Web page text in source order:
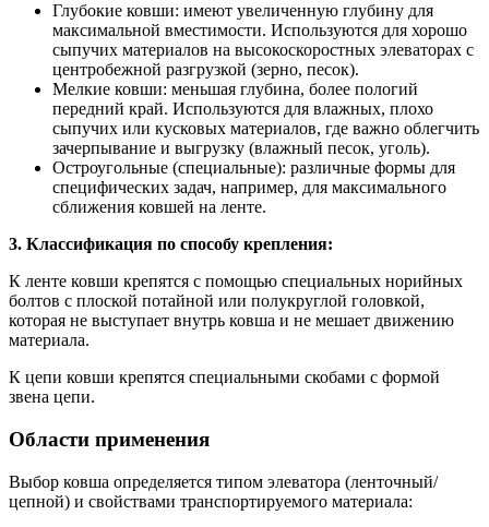
Глубокие ковши: имеют увеличенную глубину для
максимальной вместимости. Используются для хорошо
сыпучих материалов на высокоскоростных элеваторах с
центробежной разгрузкой (зерно, песок).
Мелкие ковши: меньшая глубина, более пологий
передний край. Используются для влажных, плохо
сыпучих или кусковых материалов, где важно облегчить
зачерпывание и выгрузку (влажный песок, уголь).
Остроугольные (специальные): различные формы для
специфических задач, например, для максимального
сближения ковшей на ленте.
3. Классификация по способу крепления:
К ленте ковши крепятся с помощью специальных норийных
болтов с плоской потайной или полукруглой головкой,
которая не выступает внутрь ковша и не мешает движению
материала.
К цепи ковши крепятся специальными скобами с формой
звена цепи.
Области применения
Выбор ковша определяется типом элеватора (ленточный/
цепной) и свойствами транспортируемого материала: